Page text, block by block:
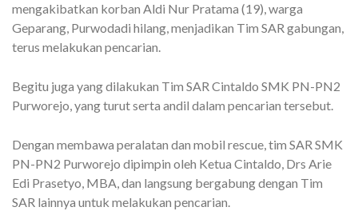
mengakibatkan korban Aldi Nur Pratama (19), warga
Geparang, Purwodadi hilang, menjadikan Tim SAR gabungan,
terus melakukan pencarian.
Begitu juga yang dilakukan Tim SAR Cintaldo SMK PN-PN2
Purworejo, yang turut serta andil dalam pencarian tersebut.
Dengan membawa peralatan dan mobil rescue, tim SAR SMK
PN-PN2 Purworejo dipimpin oleh Ketua Cintaldo, Drs Arie
Edi Prasetyo, MBA, dan langsung bergabung dengan Tim
SAR lainnya untuk melakukan pencarian.